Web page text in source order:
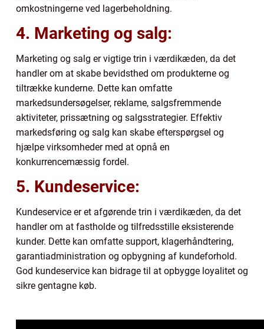
omkostningerne ved lagerbeholdning.
4. Marketing og salg:
Marketing og salg er vigtige trin i værdikæden, da det
handler om at skabe bevidsthed om produkterne og
tiltrække kunderne. Dette kan omfatte
markedsundersøgelser, reklame, salgsfremmende
aktiviteter, prissætning og salgsstrategier. Effektiv
markedsføring og salg kan skabe efterspørgsel og
hjælpe virksomheder med at opnå en
konkurrencemæssig fordel.
5. Kundeservice:
Kundeservice er et afgørende trin i værdikæden, da det
handler om at fastholde og tilfredsstille eksisterende
kunder. Dette kan omfatte support, klagerhåndtering,
garantiadministration og opbygning af kundeforhold.
God kundeservice kan bidrage til at opbygge loyalitet og
sikre gentagne køb.